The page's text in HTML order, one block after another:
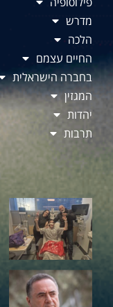
מדרש
הלכה
החיים עצמם
בחברה הישראלית
המגזין
יהדות
תרבות